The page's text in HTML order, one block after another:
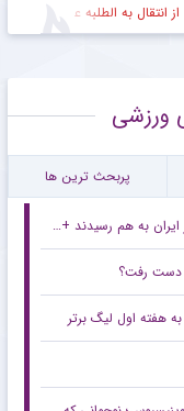
به الطلبه عراق
ورزشی
پربحث ترین ها
به هم رسیدند +عکس
دست رفت؟
هفته اول لیگ برتر